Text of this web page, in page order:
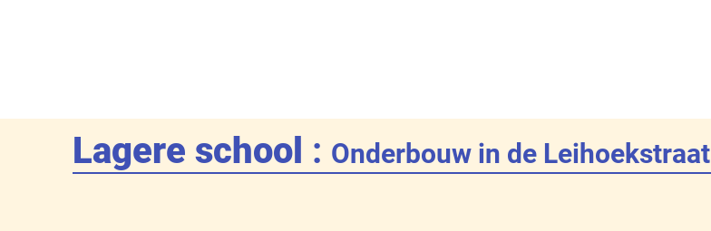
Lagere school : Onderbouw in de Leihoekstraat